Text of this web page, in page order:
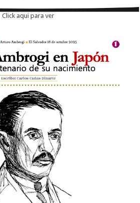
Click aqui para ver